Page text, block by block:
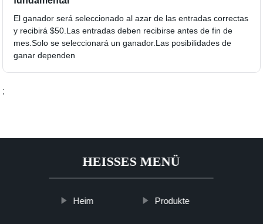
El ganador será seleccionado al azar de las entradas correctas
y recibirá $50.Las entradas deben recibirse antes de fin de
mes.Solo se seleccionará un ganador.Las posibilidades de
ganar dependen
;
HEISSES MENÜ
Heim Produkte